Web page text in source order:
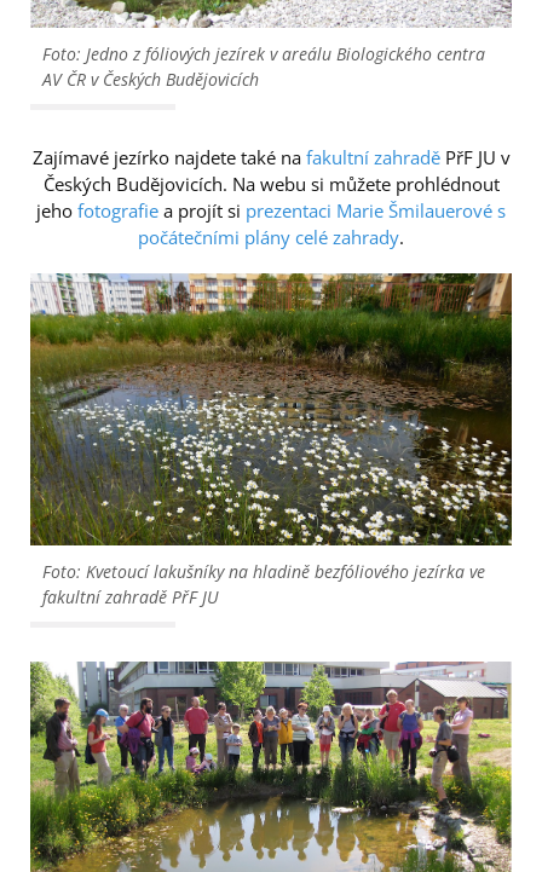
Foto: Jedno z fóliových jezírek v areálu Biologického centra
AV ČR v Českých Budějovicích
Zajímavé jezírko najdete také na fakultní zahraděPřF JU v
Českých Budějovicích. Na webu si můžete prohlédnout
jeho fotografie a projít si prezentaci Marie Šmilauerové s
počátečními plány celé zahrady.
Foto: Kvetoucí lakušníky na hladině bezfóliového jezírka ve
fakultní zahradě PřF JU